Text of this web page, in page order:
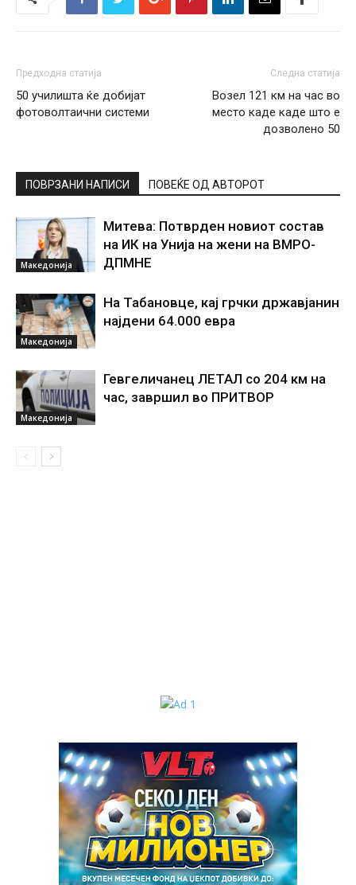
Предходна статија
50 училишта ќе добијат
фотоволтаични системи
Следна статија
Возел 121 км на час во
место каде каде што е
дозволено 50
ПОВРЗАНИ НАПИСИ ПОВЕЌЕ ОД АВТОРОТ
Македонија
Митева: Потврден новиот состав
на ИК на Унија на жени на ВМРО-
ДПМНЕ
Македонија
На Табановце, кај грчки државјанин
најдени 64.000 евра
Македонија
Гевгеличанец ЛЕТАЛ со 204 км на
час, завршил во ПРИТВОР